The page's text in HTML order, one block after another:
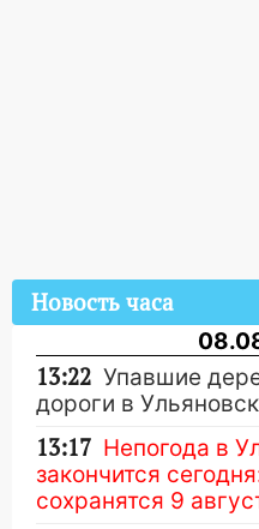
Новость часа
13:22 Упавшие
дороги в
13:17 Непогода в
закончится
сохранятся 9